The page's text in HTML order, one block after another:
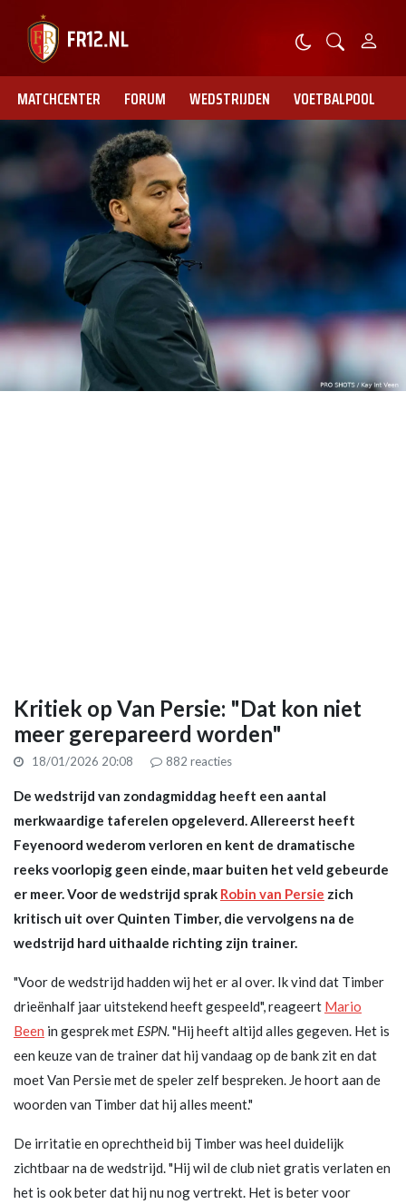
MATCHCENTER FORUM WEDSTRIJDEN VOETBALPOOL
Kritiek op Van Persie: "Dat kon niet
meer gerepareerd worden"
18/01/2026 20:08 882 reacties
De wedstrijd van zondagmiddag heeft een aantal
merkwaardige taferelen opgeleverd. Allereerst heeft
Feyenoord wederom verloren en kent de dramatische
reeks voorlopig geen einde, maar buiten het veld gebeurde
er meer. Voor de wedstrijd sprak Robin van Persie zich
kritisch uit over Quinten Timber, die vervolgens na de
wedstrijd hard uithaalde richting zijn trainer.
"Voor de wedstrijd hadden wij het er al over. Ik vind dat Timber
drieënhalf jaar uitstekend heeft gespeeld", reageert Mario
Been in gesprek met ESPN. "Hij heeft altijd alles gegeven. Het is
een keuze van de trainer dat hij vandaag op de bank zit en dat
moet Van Persie met de speler zelf bespreken. Je hoort aan de
woorden van Timber dat hij alles meent."
De irritatie en oprechtheid bij Timber was heel duidelijk
zichtbaar na de wedstrijd. "Hij wil de club niet gratis verlaten en
het is ook beter dat hij nu nog vertrekt. Het is beter voor